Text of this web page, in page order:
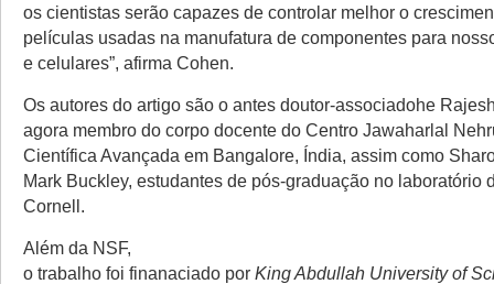
os cientistas serão capazes de controlar melhor o
películas usadas na manufatura de componentes para
e celulares”, afirma Cohen.
Os autores do artigo são o antes doutor-associadohe
agora membro do corpo docente do Centro Jawaharlal
Científica Avançada em Bangalore, Índia, assim como
Mark Buckley, estudantes de pós-graduação no laboratório
Cornell.
Além da NSF,
o trabalho foi finanaciado por King Abdullah University of